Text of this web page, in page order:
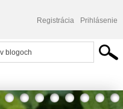
Registrácia Prihlásenie